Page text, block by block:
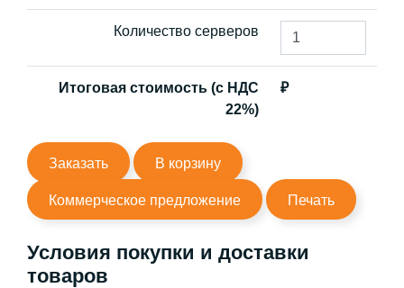
Количество серверов
Итоговая стоимость (с НДС
22%)
₽
Заказать В корзину
Коммерческое предложение Печать
Условия покупки и доставки
товаров